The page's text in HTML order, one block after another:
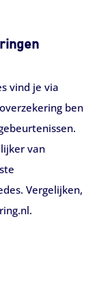
vind je via
ben
van
Vergelijken,